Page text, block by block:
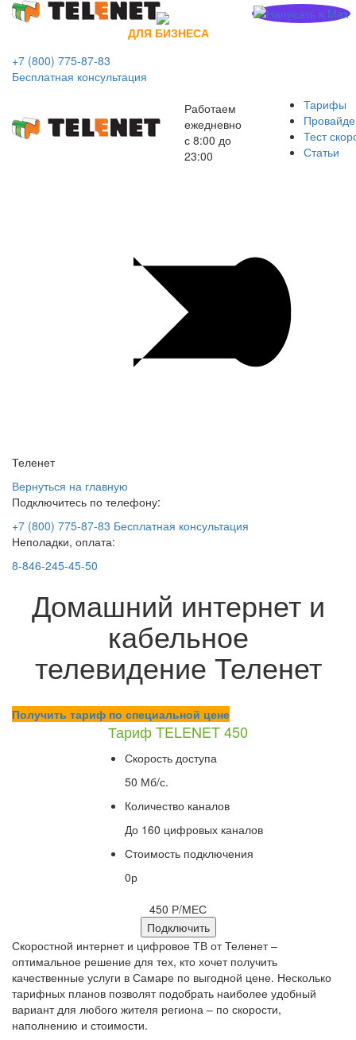
ДЛЯ БИЗНЕСА
+7 (800) 775-87-83
Бесплатная консультация
Работаем
ежедневно
с 8:00 до
23:00
Тарифы
Тест
Статьи
Теленет
Вернуться на главную
Подключитесь по телефону:
+7 (800) 775-87-83 Бесплатная консультация
Неполадки, оплата:
8-846-245-45-50
Домашний интернет и
кабельное
телевидение Теленет
Получить тариф по специальной цене
Тариф TELENET 450
Скорость доступа
50 Мб/с.
Количество каналов
До 160 цифровых каналов
Стоимость подключения
0р
450 Р/МЕС
Подключить
Скоростной интернет и цифровое ТВ от Теленет –
оптимальное решение для тех, кто хочет получить
качественные услуги в Самаре по выгодной цене. Несколько
тарифных планов позволят подобрать наиболее удобный
вариант для любого жителя региона – по скорости,
наполнению и стоимости.